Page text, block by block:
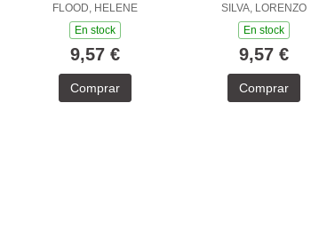
FLOOD, HELENE
En stock
9,57 €
Comprar
SILVA, LORENZO
En stock
9,57 €
Comprar